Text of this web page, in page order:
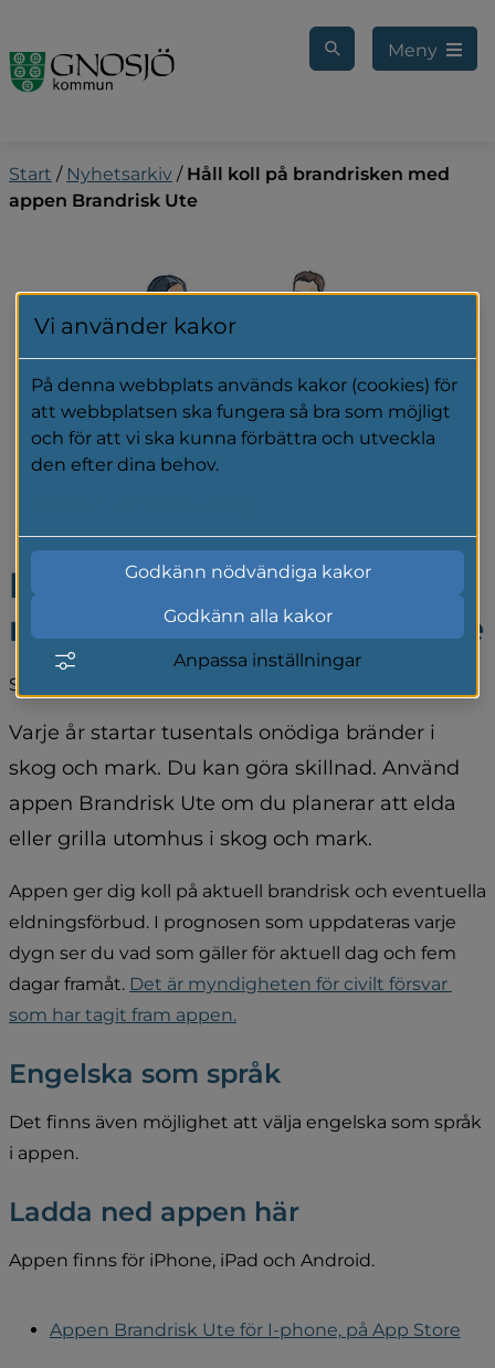
Meny
Start / Nyhetsarkiv / Håll koll på brandrisken med
appen Brandrisk Ute
Håll koll på brandrisken
med appen Brandrisk Ute
Senast uppdaterad 28 maj 2026
Varje år startar tusentals onödiga bränder i
skog och mark. Du kan göra skillnad. Använd
appen Brandrisk Ute om du planerar att elda
eller grilla utomhus i skog och mark.
Appen ger dig koll på aktuell brandrisk och eventuella
eldningsförbud. I prognosen som uppdateras varje
dygn ser du vad som gäller för aktuell dag och fem
dagar framåt. Det är myndigheten för civilt försvar
som har tagit fram appen.
Engelska som språk
Det finns även möjlighet att välja engelska som språk
i appen.
Ladda ned appen här
Appen finns för iPhone, iPad och Android.
‎Appen Brandrisk Ute för I-phone, på App Store
Vi använder kakor
På denna webbplats används kakor (cookies) för
att webbplatsen ska fungera så bra som möjligt
och för att vi ska kunna förbättra och utveckla
den efter dina behov.
Godkänn nödvändiga kakor
Godkänn alla kakor
Anpassa inställningar